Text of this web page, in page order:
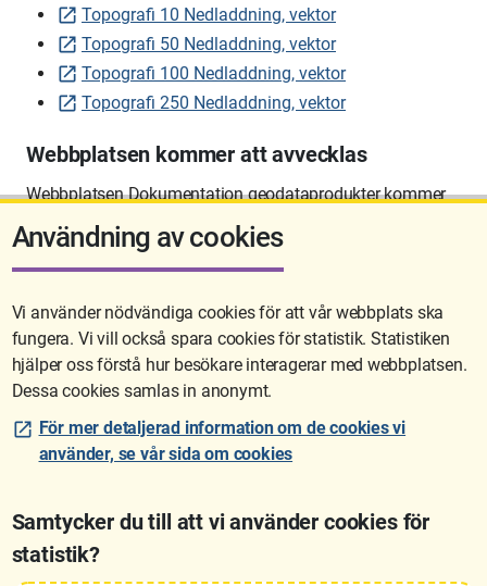
Topografi 10 Nedladdning, vektor
Topografi 50 Nedladdning, vektor
Topografi 100 Nedladdning, vektor
Topografi 250 Nedladdning, vektor
Webbplatsen kommer att avvecklas
Webbplatsen Dokumentation geodataprodukter kommer
att avvecklas på sikt.
Sidan uppdaterades senast: 2026-06-10 12:58
Användning av cookies
Vi använder nödvändiga cookies för att vår webbplats ska
fungera. Vi vill också spara cookies för statistik. Statistiken
hjälper oss förstå hur besökare interagerar med webbplatsen.
Dessa cookies samlas in anonymt.
För mer detaljerad information om de cookies vi
använder, se vår sida om cookies
Samtycker du till att vi använder cookies för
statistik?
Lantmäteriet är den myndighet som kartlägger Sverige. Till våra